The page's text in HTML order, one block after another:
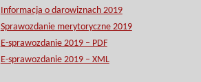
Informacja o darowiznach 2019
Sprawozdanie merytoryczne 2019
E-sprawozdanie 2019 – PDF
E-sprawozdanie 2019 – XML